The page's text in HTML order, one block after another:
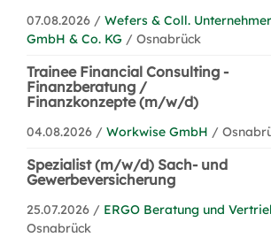
07.08.2026 / Wefers & Coll.
GmbH & Co. KG / Osnabrück
Trainee Financial Consulting -
Finanzberatung /
Finanzkonzepte (m/w/d)
04.08.2026 / Workwise GmbH /
Spezialist (m/w/d) Sach- und
Gewerbeversicherung
25.07.2026 / ERGO Beratung und
Osnabrück